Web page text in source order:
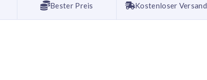
Bester Preis Kostenloser Versand